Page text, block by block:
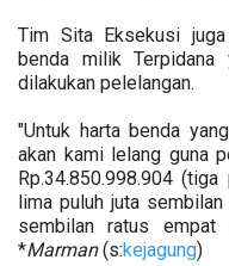
Tim Sita Eksekusi juga
benda milik
dilakukan pelelangan.
"Untuk harta benda
akan kami lelang guna
Rp.34.850.998.904
lima puluh juta
sembilan ratus empat
*Marman(s:kejagung)